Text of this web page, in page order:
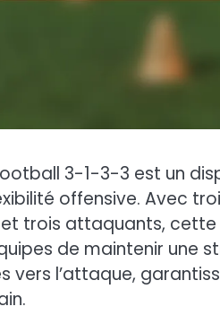
3-1-3-3 est un
offensive. Avec
trois attaquants,
de maintenir
vers l’attaque,